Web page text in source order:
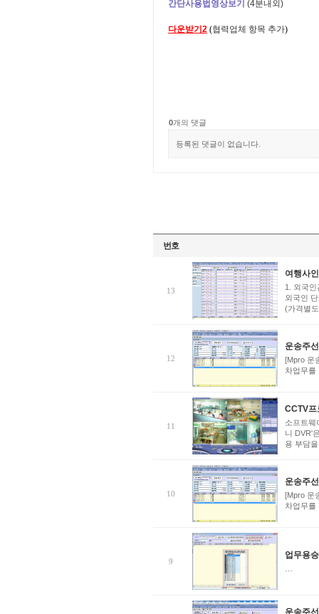
간단사용법영상보기 (4분내외)
다운받기2 (협력업체 항목 추가)
0개의 댓글
등록된 댓글이 없습니다.
번호
13
여행사
1. 외국
외국인
(가격별
12
운송주
[Mpro 운
차업무
11
CCTV프
소프트웨
니 DVR'
용 부담
10
운송주
[Mpro 운
차업무
9
업무용
운송주